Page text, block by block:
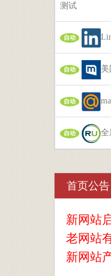
测试
自动
自动
自动
自动
首页公告
新网站
老网站
新网站